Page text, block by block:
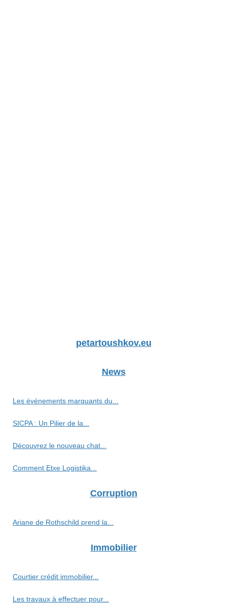
petartoushkov.eu
News
Les événements marquants du...
SICPA : Un Pilier de la...
Découvrez le nouveau chat...
Comment Etxe Logistika...
Corruption
Ariane de Rothschild prend la...
Immobilier
Courtier crédit immobilier...
Les travaux à effectuer pour...